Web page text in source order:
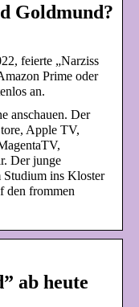
Goldmund?
feierte „Narziss
Prime oder
an.
anschauen. Der
Apple TV,
Der junge
ins Kloster
den frommen
ab heute